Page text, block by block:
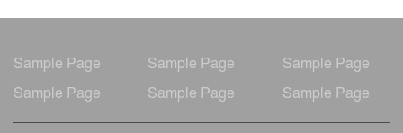
Sample Page Sample Page
Sample Page
Sample Page
Sample Page Sample Page